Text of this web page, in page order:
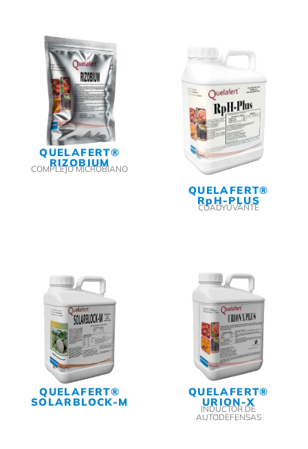
QUELAFERT®
RIZOBIUM
COMPLEJO MICROBIANO
QUELAFERT®
RpH-PLUS
COADYUVANTE
QUELAFERT®
SOLARBLOCK-M
QUELAFERT®
URION-X
INDUCTOR DE
AUTODEFENSAS